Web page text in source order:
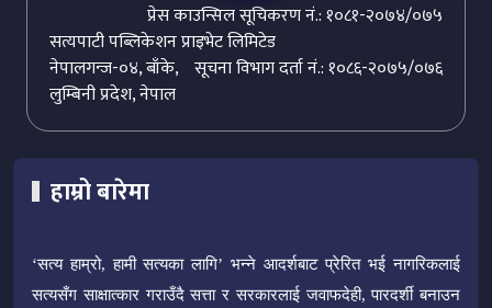
प्रेस काउन्सिल सूचिकरण नं.: १०८१-२०७४/०७५
सत्यपाटी पब्लिकेशन प्राइभेट लिमिटेड
सूचना विभाग दर्ता नं.: १०८६-२०७५/०७६
नेपालगन्ज-०४, बाँके,
लुम्बिनी प्रदेश, नेपाल
हाम्रो बारेमा
‘सत्य हाम्रो, हामी सत्यका लागि’ भन्ने आदर्शबाट प्रेरित भई नागरिकलाई
सत्यसँग साक्षात्कार गराउँदै सत्ता र सरकारलाई जवाफदेही, पारदर्शी बनाउन